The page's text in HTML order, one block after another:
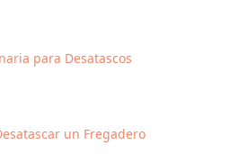
para Desatascos
un Fregadero